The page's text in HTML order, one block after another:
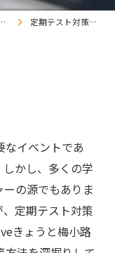
定期テスト対策の新常識
なイベントであ
かし、多くの学
の源でもありま
定期テスト対策
きょうと梅小路